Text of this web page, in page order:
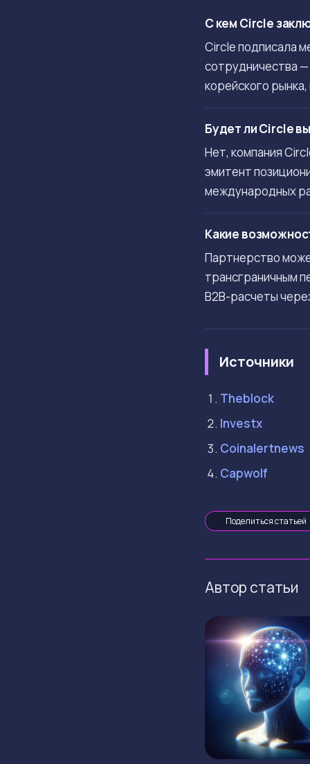
С кем Circle
Circle подписала
сотрудничества
корейского
Будет ли Circle
Нет, компания
эмитент
международных
Какие
Партнерство
трансграничным
B2B-расчеты
Источники
Theblock
Investx
Coinalertnews
Capwolf
Поделиться статьей
Автор статьи